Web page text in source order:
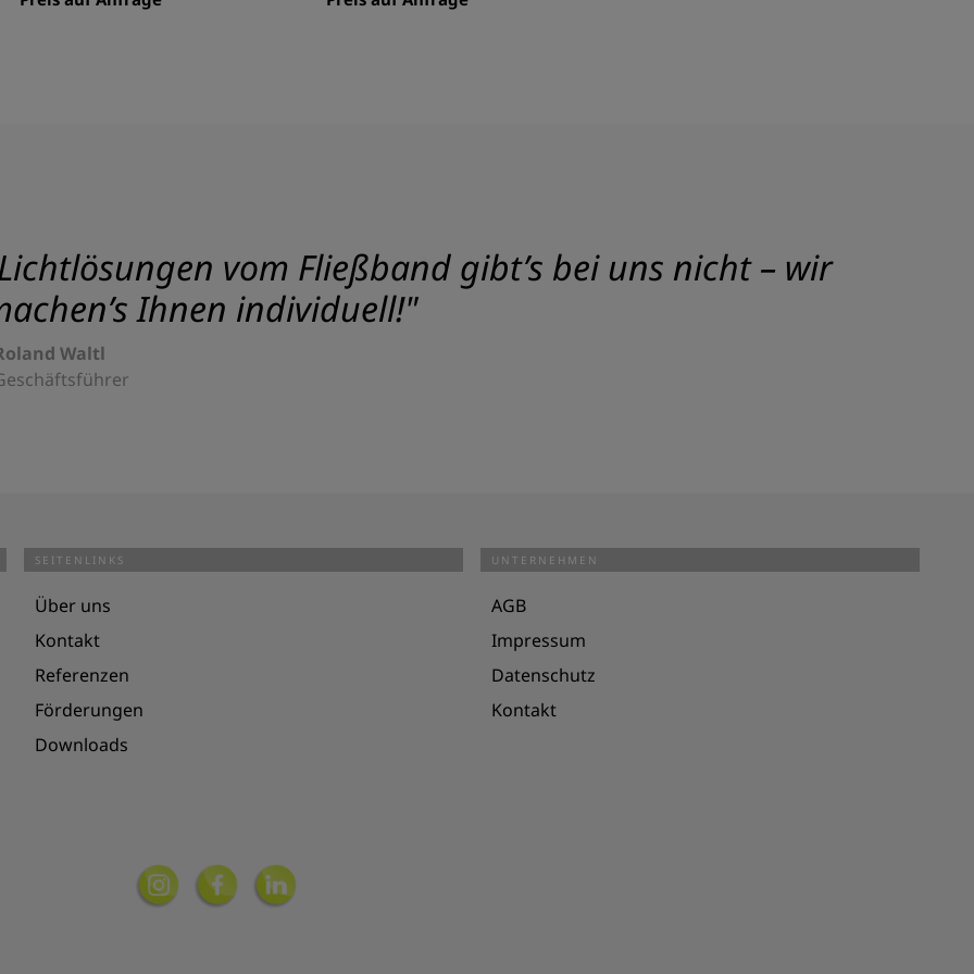
vom Fließband gibt’s bei uns nicht – wir
Ihnen individuell!"
Waltl
SEITENLINKS
Über uns
Kontakt
Referenzen
Förderungen
Downloads
UNTERNEHMEN
AGB
Impressum
Datenschutz
Kontakt